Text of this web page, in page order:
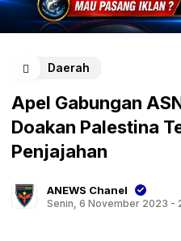
Daerah
Apel Gabungan
Doakan Palestina
Penjajahan
ANEWS Chanel
Senin, 6 November 2023 -